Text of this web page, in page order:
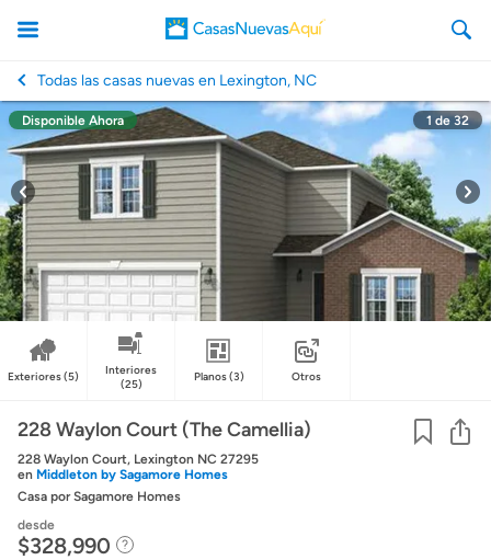
CasasNuevasAqui
Todas las casas nuevas en Lexington, NC
Disponible Ahora 1 de32
Exteriores(5)
Interiores
(25)
Planos(3) Otros
228 Waylon Court (The Camellia)
228 Waylon Court, Lexington NC 27295
en Middleton by Sagamore Homes
Casa por Sagamore Homes
desde
$328,990